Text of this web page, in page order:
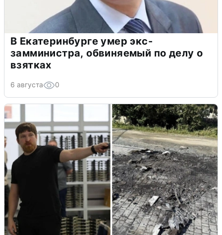
В Екатеринбурге умер экс-
замминистра, обвиняемый по делу о
взятках
6 августа 0